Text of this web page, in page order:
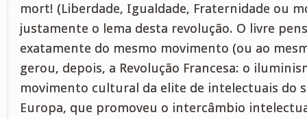
mort! (Liberdade, Igualdade, Fraternidade ou
justamente o lema desta revolução. O livre
exatamente do mesmo movimento (ou ao
gerou, depois, a Revolução Francesa: o
movimento cultural da elite de intelectuais do
Europa, que promoveu o intercâmbio